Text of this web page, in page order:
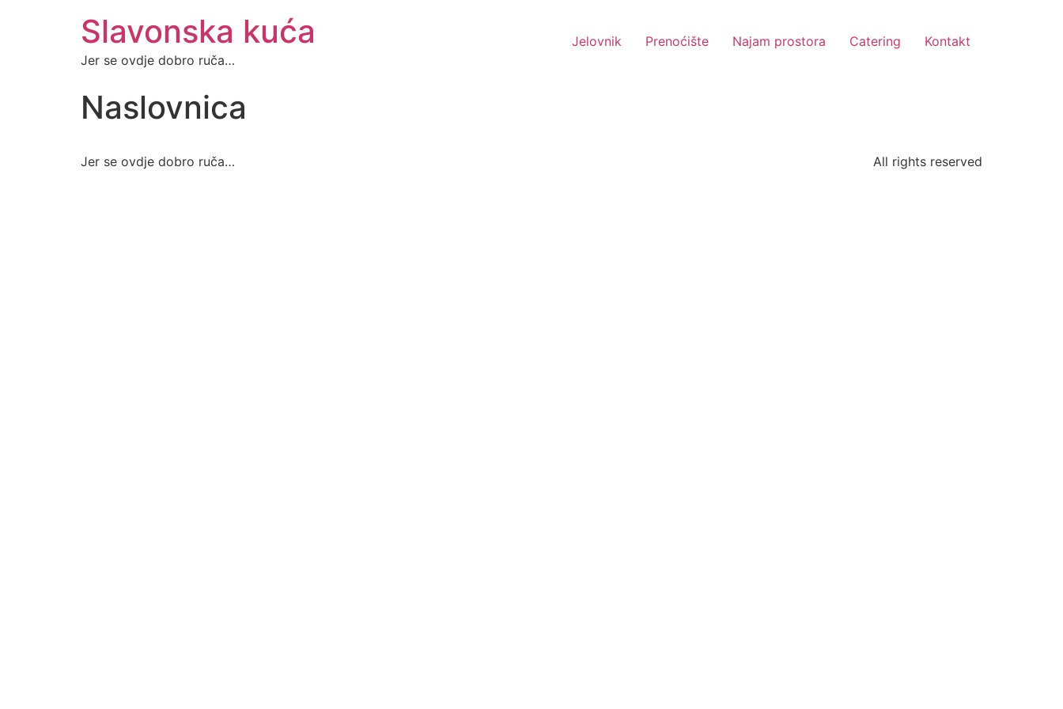
Slavonska kuća
Jer se ovdje dobro ruča…
Jelovnik Prenoćište Najam prostora Catering Kontakt
Naslovnica
Jer se ovdje dobro ruča… All rights reserved